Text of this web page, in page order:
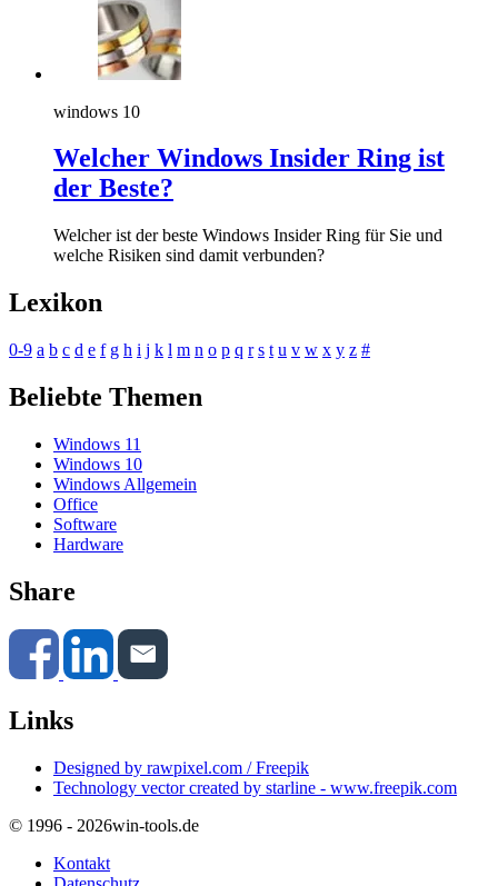
windows 10
Welcher Windows Insider Ring ist
der Beste?
Welcher ist der beste Windows Insider Ring für Sie und
welche Risiken sind damit verbunden?
Lexikon
0-9 a b c d e f g h i j k l m n o p q r s t u v w x y z #
Beliebte Themen
Windows 11
Windows 10
Windows Allgemein
Office
Software
Hardware
Share
Links
Designed by rawpixel.com / Freepik
Technology vector created by starline - www.freepik.com
© 1996 - 2026win-tools.de
Kontakt